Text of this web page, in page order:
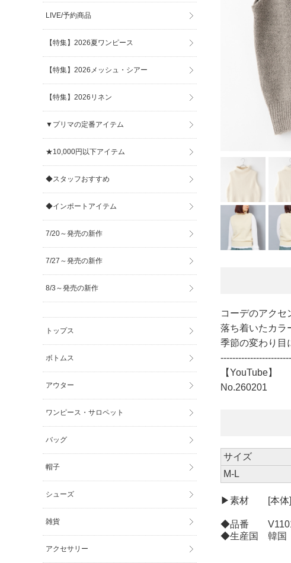
コーデのアクセ
落ち着いたカラ
季節の変わり目
【YouTube】
No.260201
サイズ
M-L
▶素材 [本体]ア
◆品番
◆生産国 韓国
LIVE/予約商品
【特集】2026夏ワンピース
【特集】2026メッシュ・シアー
【特集】2026リネン
▼プリマの定番アイテム
★10,000円以下アイテム
◆スタッフおすすめ
◆インポートアイテム
7/20～発売の新作
7/27～発売の新作
8/3～発売の新作
トップス
ボトムス
アウター
ワンピース・サロペット
バッグ
帽子
シューズ
雑貨
アクセサリー